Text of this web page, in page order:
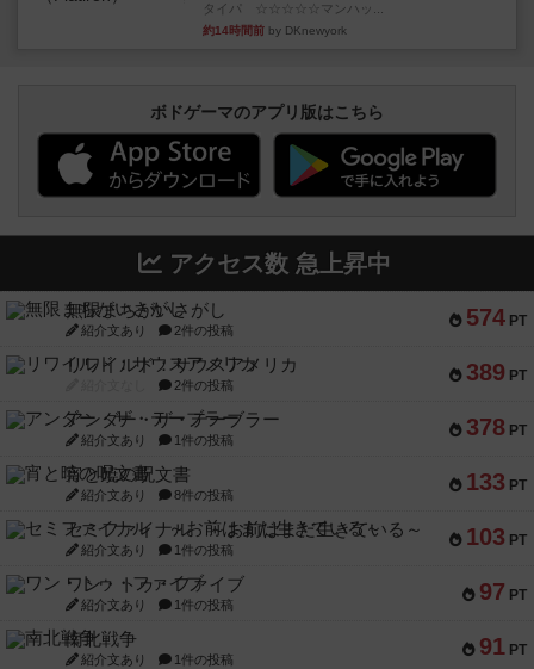
タイパ ☆☆☆☆☆マンハッ...
約14時間前 by DKnewyork
ボドゲーマのアプリ版はこちら
アクセス数 急上昇中
574 PT
無限まちがいさがし
紹介文あり 2件の投稿
389 PT
リワイルド：サウスアメリカ
2件の投稿
378 PT
アンダー・ザ・テーブラー
紹介文あり 1件の投稿
133 PT
宵と暁の呪文書
紹介文あり 8件の投稿
103 PT
セミファイナル ～お前はまだ生きている～
紹介文あり 1件の投稿
97 PT
ワン・トゥ・ファイブ
紹介文あり 1件の投稿
91 PT
南北戦争
紹介文あり 1件の投稿